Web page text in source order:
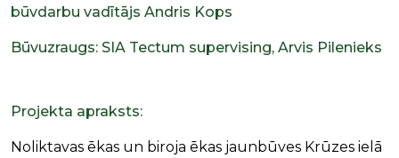
būvdarbu vadītājs Andris Kops
Būvuzraugs: SIA Tectum supervising, Arvis Pilenieks
Projekta apraksts:
Noliktavas ēkas un biroja ēkas jaunbūves Krūzes ielā